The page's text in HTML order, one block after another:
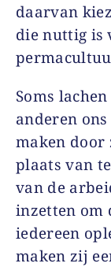
daarvan
die nuttig is
Soms
anderen
maken door
plaats van
van de
inzetten om
iedereen
maken zij